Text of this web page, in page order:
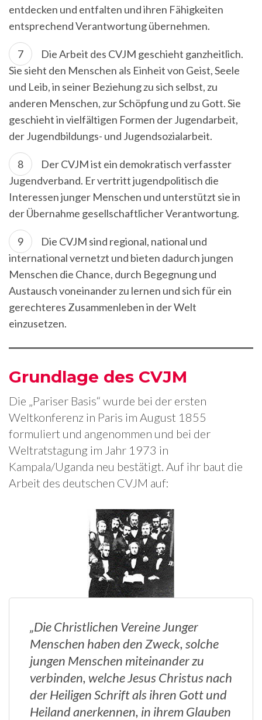
entdecken und entfalten und ihren Fähigkeiten
entsprechend Verantwortung übernehmen.
Die Arbeit des CVJM geschieht ganzheitlich.
Sie sieht den Menschen als Einheit von Geist, Seele
und Leib, in seiner Beziehung zu sich selbst, zu
anderen Menschen, zur Schöpfung und zu Gott. Sie
geschieht in vielfältigen Formen der Jugendarbeit,
der Jugendbildungs- und Jugendsozialarbeit.
Der CVJM ist ein demokratisch verfasster
Jugendverband. Er vertritt jugendpolitisch die
Interessen junger Menschen und unterstützt sie in
der Übernahme gesellschaftlicher Verantwortung.
Die CVJM sind regional, national und
international vernetzt und bieten dadurch jungen
Menschen die Chance, durch Begegnung und
Austausch voneinander zu lernen und sich für ein
gerechteres Zusammenleben in der Welt
einzusetzen.
Grundlage des CVJM
Die „Pariser Basis“ wurde bei der ersten
Weltkonferenz in Paris im August 1855
formuliert und angenommen und bei der
Weltratstagung im Jahr 1973 in
Kampala/Uganda neu bestätigt. Auf ihr baut die
Arbeit des deutschen CVJM auf:
„Die Christlichen Vereine Junger
Menschen haben den Zweck, solche
jungen Menschen miteinander zu
verbinden, welche Jesus Christus nach
der Heiligen Schrift als ihren Gott und
Heiland anerkennen, in ihrem Glauben